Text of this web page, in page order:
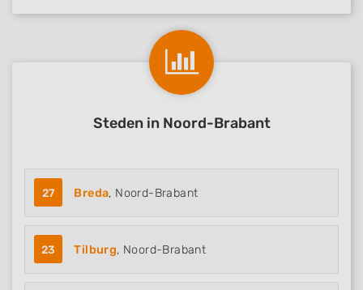
Steden in Noord-Brabant
27 Breda, Noord-Brabant
23 Tilburg, Noord-Brabant